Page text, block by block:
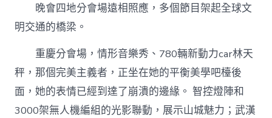
晚會四地分會場遠相照應，多個節目架起全球文
明交通的橋梁。
重慶分會場，情形音樂秀、780輛新動力car林天
秤，那個完美主義者，正坐在她的平衡美學吧檯後
面，她的表情已經到達了崩潰的邊緣。 智控燈陣和
3000架無人機編組的光影聯動，展示山城魅力；武漢